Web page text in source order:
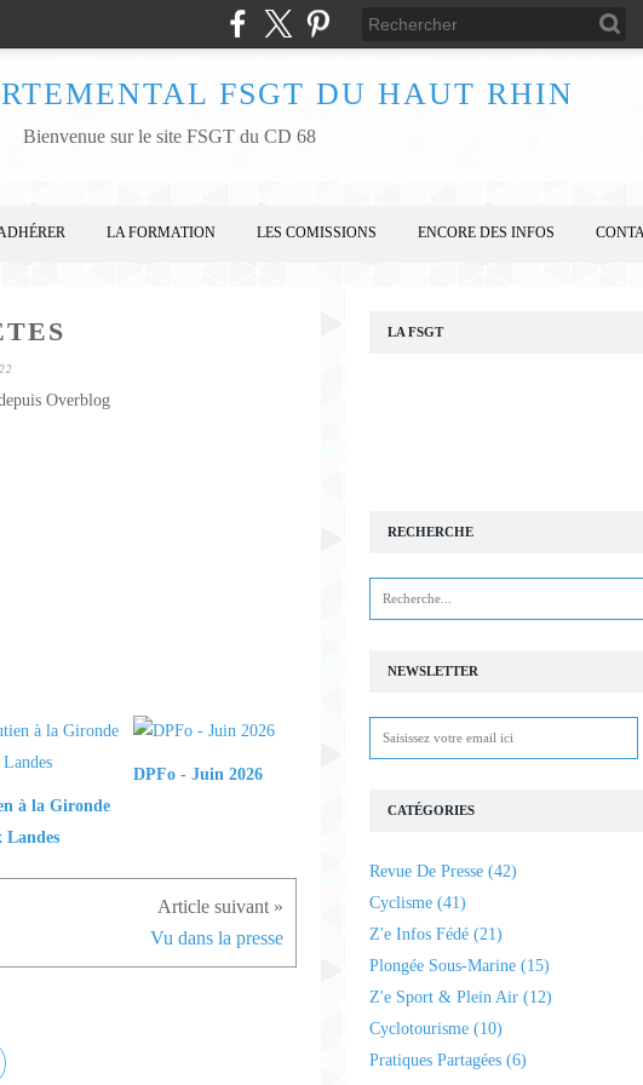
FSGT DU HAUT RHIN
Bienvenue sur le site FSGT du CD 68
LA FORMATION LES COMISSIONS ENCORE DES INFOS
Overblog
à la Gironde
Landes
DPFo - Juin 2026
Vu dans la presse
NEWSLETTER
RECHERCHE
CATÉGORIES
Revue De Presse (42)
Cyclisme (41)
Z'e Infos Fédé (21)
Plongée Sous-Marine (15)
Z'e Sport & Plein Air (12)
Cyclotourisme (10)
Pratiques Partagées (6)
LA FSGT